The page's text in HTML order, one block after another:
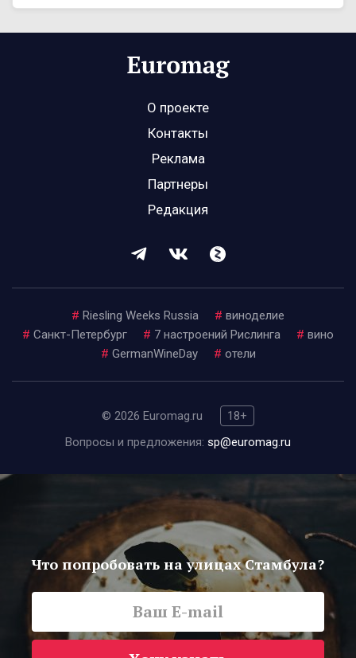
О проекте
Контакты
Реклама
Партнеры
Редакция
# Riesling Weeks Russia # виноделие
# Санкт-Петербург # 7 настроений Рислинга # вино
# GermanWineDay # отели
© 2026 Euromag.ru
18+
Вопросы и предложения: sp@euromag.ru
Что попробовать на улицах Стамбула?